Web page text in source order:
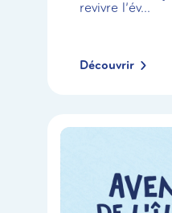
revivre l’év...
Découvrir